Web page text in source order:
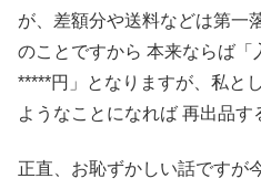
が、差額分や送料などは第一
のことですから 本来ならば「
*****円」となりますが、私と
ようなことになれば 再出品す
正直、お恥ずかしい話ですが